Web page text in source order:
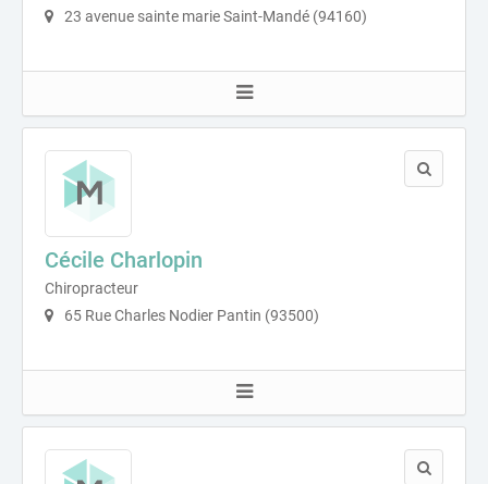
23 avenue sainte marie Saint-Mandé (94160)
Cécile Charlopin
Chiropracteur
65 Rue Charles Nodier Pantin (93500)